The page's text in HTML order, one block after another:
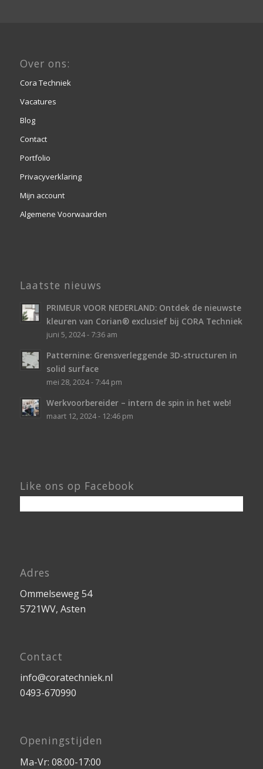
Over ons:
Cora Techniek
Vacatures
Blog
Contact
Portfolio
Privacyverklaring
Mijn account
Algemene Voorwaarden
Laatste nieuws
PRIMEUR VOOR NEDERLAND: Ontdek de nieuwste
kleuren van Corian® exclusief bij CORA Techniek
juni 5, 2024 - 7:36 am
Patternine: Grensverleggende 3D-structuren in
solid surface
mei 28, 2024 - 7:44 pm
Werkvoorbereider – intern de spin in het web!
maart 12, 2024 - 12:46 pm
Like ons op Facebook
Adres
Ommelseweg 54
5721WV, Asten
Contact
info@coratechniek.nl
0493-670990
Openingstijden
Ma-Vr: 08:00-17:00